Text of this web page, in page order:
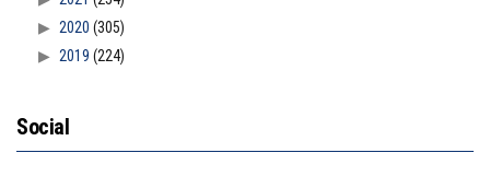
2020 (305)
2019 (224)
Social